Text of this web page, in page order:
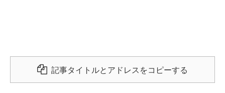
記事タイトルとアドレスをコピーする